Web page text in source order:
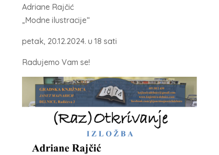
Adriane Rajčić
„Modne ilustracije“
petak, 20.12.2024. u 18 sati
Radujemo Vam se!